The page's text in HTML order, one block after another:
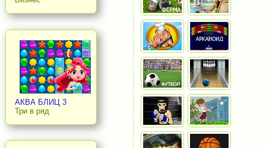
АКВА БЛИЦ 3
Три в ряд